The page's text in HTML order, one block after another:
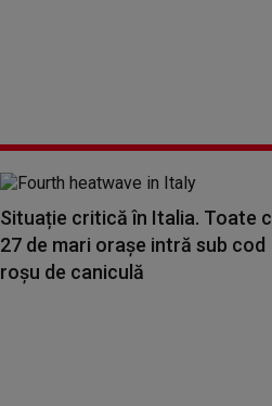
Situație critică în Italia. Toate
27 de mari orașe intră sub cod
roșu de caniculă